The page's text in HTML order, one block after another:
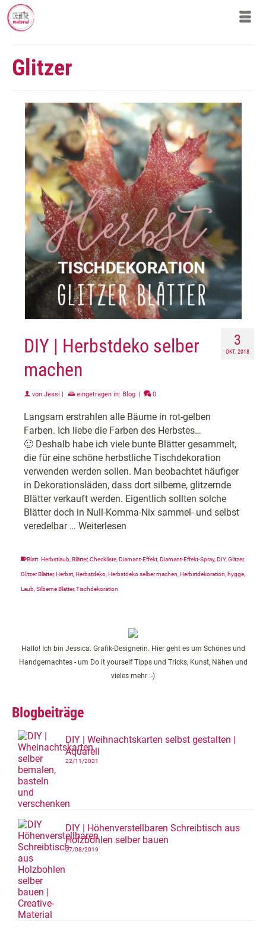
Glitzer
3
OKT. 2018
DIY | Herbstdeko selber
machen
von Jessi | eingetragen in: Blog | 0
Langsam erstrahlen alle Bäume in rot-gelben
Farben. Ich liebe die Farben des Herbstes…
🙂 Deshalb habe ich viele bunte Blätter gesammelt,
die für eine schöne herbstliche Tischdekoration
verwenden werden sollen. Man beobachtet häufiger
in Dekorationsläden, dass dort silberne, glitzernde
Blätter verkauft werden. Eigentlich sollten solche
Blätter doch in Null-Komma-Nix sammel- und selbst
veredelbar … Weiterlesen
Blatt. Herbstlaub Blätter,Checkliste Diamant-Effekt Diamant-Effekt-Spray, DIY, Glitzer,
Glitzer Blätter,Herbst Herbstdeko Herbstdeko selber machen Herbstdekoration hygge
Laub Silberne Blätter,Tischdekoration
Hallo! Ich bin Jessica. Grafik-Designerin. Hier geht es um Schönes und
Handgemachtes - um Do it yourself Tipps und Tricks, Kunst, Nähen und
vieles mehr :-)
Blogbeiträge
DIY | Weihnachtskarten selbst gestalten |
Aquarell
22/11/2021
DIY | Höhenverstellbaren Schreibtisch aus
Holzbohlen selber bauen
27/08/2019